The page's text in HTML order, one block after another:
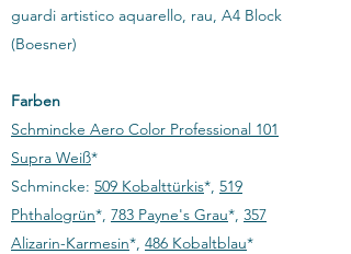
guardi artistico aquarello, rau, A4 Block
(Boesner)
Farben
Schmincke Aero Color Professional 101
Supra Weiß*
Schmincke: 509 Kobalttürkis*, 519
Phthalogrün*, 783 Payne's Grau*, 357
Alizarin-Karmesin*, 486 Kobaltblau*​